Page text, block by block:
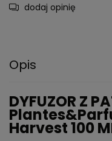
dodaj opinię
Opis
DYFUZOR Z
Harvest 100